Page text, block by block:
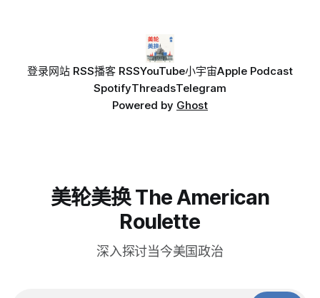
登录网站 RSS播客 RSSYouTube小宇宙Apple Podcast
SpotifyThreadsTelegram
Powered by Ghost
美轮美换 The American
Roulette
深入探讨当今美国政治